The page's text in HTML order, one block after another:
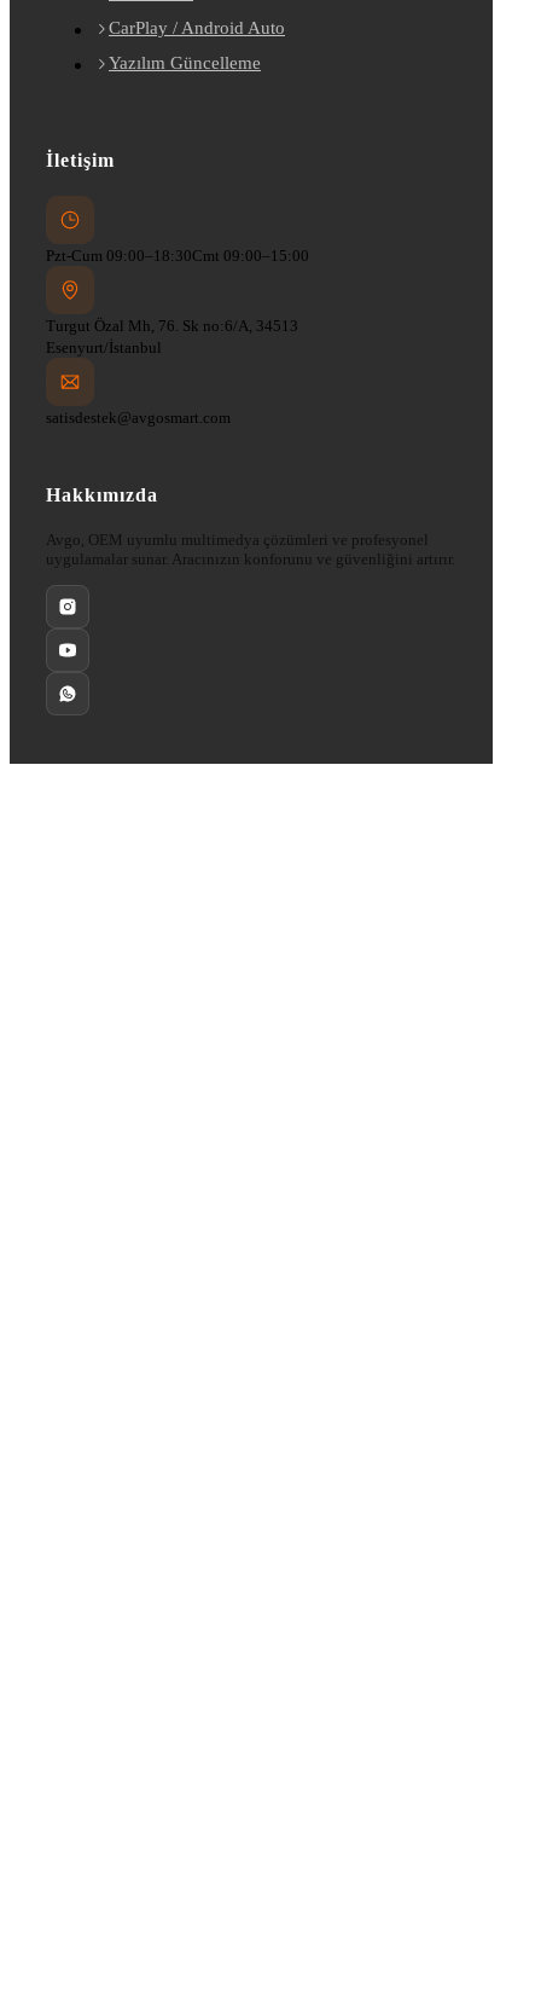
CarPlay / Android Auto
Yazılım Güncelleme
İletişim
Pzt-Cum 09:00–18:30Cmt 09:00–15:00
Turgut Özal Mh, 76. Sk no:6/A, 34513
Esenyurt/İstanbul
satisdestek@avgosmart.com
Hakkımızda
Avgo, OEM uyumlu multimedya çözümleri ve profesyonel
uygulamalar sunar. Aracınızın konforunu ve güvenliğini artırır.